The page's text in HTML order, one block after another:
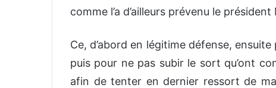
comme l’a d’ailleurs prévenu le
Ce, d’abord en légitime défense,
puis pour ne pas subir le sort qu’ont
afin de tenter en dernier ressort de